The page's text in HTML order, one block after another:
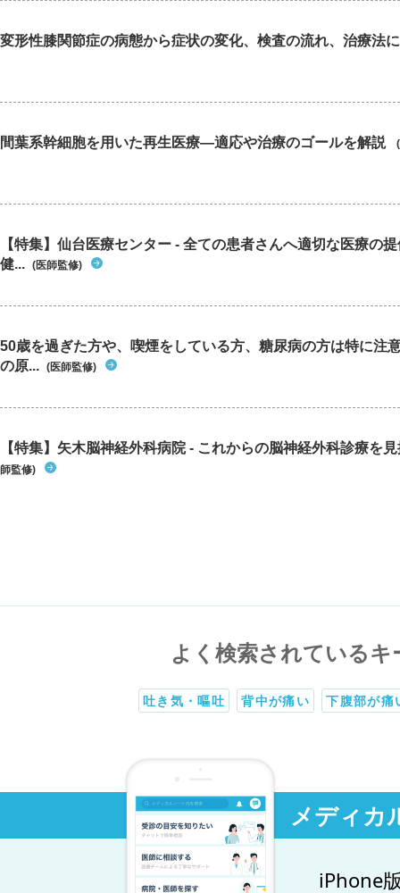
変形性膝関節症の病態から症状の変化、検査の流れ、治療法
間葉系幹細胞を用いた再生医療―適応や治療のゴールを解説
【特集】仙台医療センター - 全ての患者さんへ適切な医療の
健... (医師監修)
50歳を過ぎた方や、喫煙をしている方、糖尿病の方は特に注
の原... (医師監修)
【特集】矢木脳神経外科病院 - これからの脳神経外科診療を
師監修)
よく検索されているキ
吐き気・嘔吐 背中が痛い 下腹部が痛
メディカ
iPhone